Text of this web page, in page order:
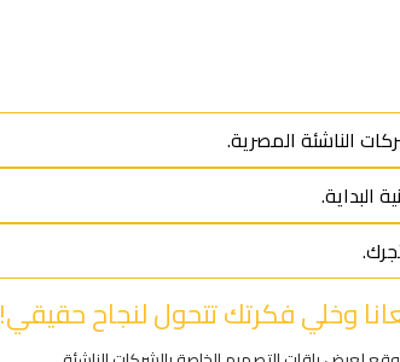
الناشئة المصرية.
البداية.
وخلي فكرتك تتحول لنجاح حقيقي!